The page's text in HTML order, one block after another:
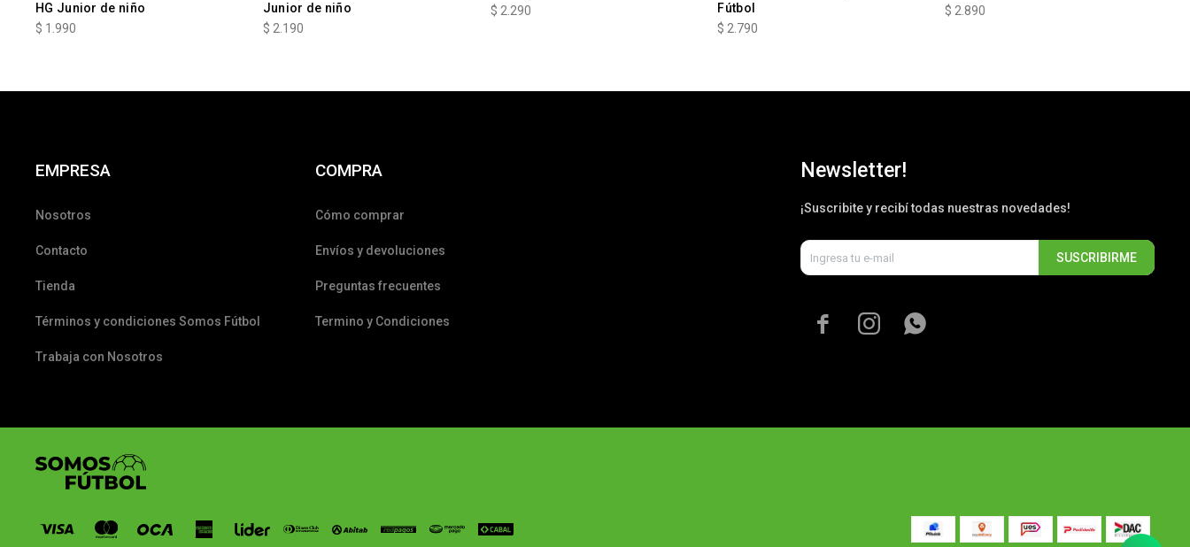
HG Junior de niño
$ 1.990
Junior de niño
$ 2.190
$ 2.290
Fútbol
$ 2.790
$ 2.890
EMPRESA
Nosotros
Contacto
Tienda
Términos y condiciones Somos Fútbol
Trabaja con Nosotros
COMPRA
Cómo comprar
Envíos y devoluciones
Preguntas frecuentes
Termino y Condiciones
Newsletter!
¡Suscribite y recibí todas nuestras novedades!
SUSCRIBIRME
  